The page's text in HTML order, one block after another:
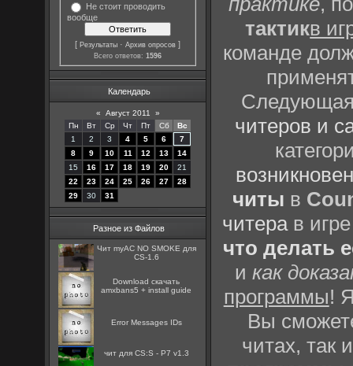
Не стоит проводить
вообще
[Результаты ·Архив опросов ]
Всего ответов:1596
Календарь
« Август 2011
»
Пн
Вт Ср Чт Пт Сб
Вс
1
2 3 4 5 6
7
8
9 10 11 12 13
14
15
16 17 18 19 20
21
22
23 24 25 26 27
28
29
30 31
Разное из Файлов
Чит myAC NO SMOKE для
CS-1.6
Download скачать
amxbans5 + install guide
Error Messages IDs
чит для CS:S - P7 v1.3
тактикв
команде
Следующая
читеров и
читы в
читерав
что делать
икак
программы!
Вы
читах, так